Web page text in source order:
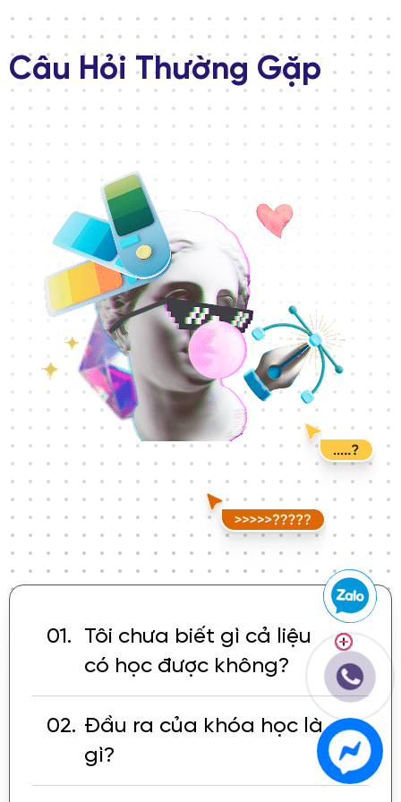
nữa.
Câu Hỏi Thường Gặp
01.
Tôi chưa biết gì cả liệu
có học được không?
02. Đầu ra của khóa học là
gì?